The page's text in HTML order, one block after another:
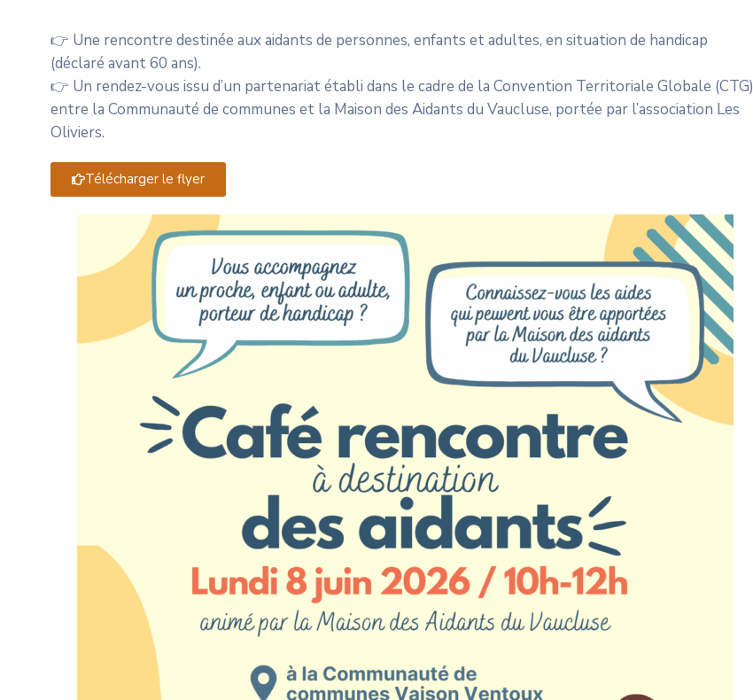
👉 Une rencontre destinée aux aidants de personnes, enfants et adultes, en situation de handicap
(déclaré avant 60 ans).
👉 Un rendez-vous issu d’un partenariat établi dans le cadre de la Convention Territoriale Globale (CTG)
entre la Communauté de communes et la Maison des Aidants du Vaucluse, portée par l’association Les
Oliviers.
Télécharger le flyer